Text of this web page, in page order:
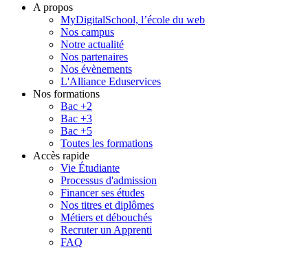
A propos
MyDigitalSchool, l’école du web
Nos campus
Notre actualité
Nos partenaires
Nos évènements
L'Alliance Eduservices
Nos formations
Bac +2
Bac +3
Bac +5
Toutes les formations
Accès rapide
Vie Étudiante
Processus d'admission
Financer ses études
Nos titres et diplômes
Métiers et débouchés
Recruter un Apprenti
FAQ